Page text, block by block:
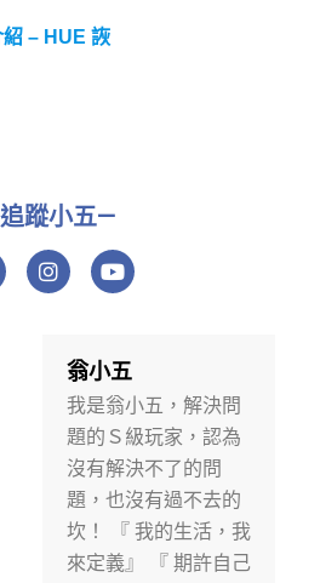
– HUE 詼
蹤小五—
I
n
Y
o
b
e
翁小五
我是翁小五，解決問
題的Ｓ級玩家，認為
沒有解決不了的問
題，也沒有過不去的
坎！ 『 我的生活，我
來定義』 『 期許自己